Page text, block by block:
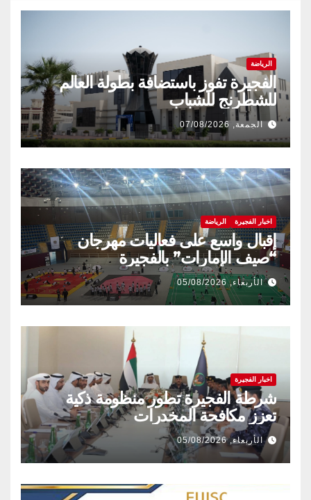
الرياضة
الفجيرة تفوز باستضافة بطولة العالم
للشطرنج للشباب
الجمعة, 07/08/2026
اخبار الفجيرة الرياضة
إقبال واسع على فعاليات مهرجان
“صيف الإمارات” بالفجيرة
الأربعاء, 05/08/2026
اخبار الفجيرة
شرطة الفجيرة تطور منظومة ذكية
تعزز مكافحة المخدرات
الأربعاء, 05/08/2026